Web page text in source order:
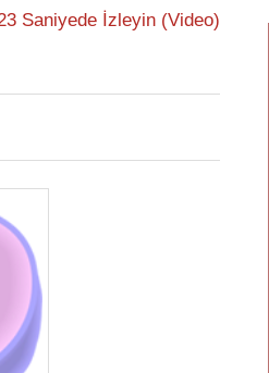
Saniyede İzleyin (Video)